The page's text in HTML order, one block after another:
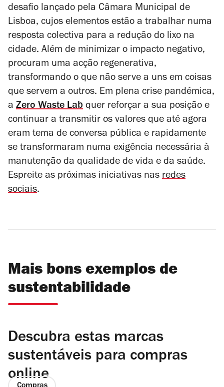
desafio lançado pela Câmara Municipal de
Lisboa, cujos elementos estão a trabalhar numa
resposta colectiva para a redução do lixo na
cidade. Além de minimizar o impacto negativo,
procuram uma acção regenerativa,
transformando o que não serve a uns em coisas
que servem a outros. Em plena crise pandémica,
a Zero Waste Lab quer reforçar a sua posição e
continuar a transmitir os valores que até agora
eram tema de conversa pública e rapidamente
se transformaram numa exigência necessária à
manutenção da qualidade de vida e da saúde.
Espreite as próximas iniciativas nas redes
sociais.
Mais bons exemplos de
sustentabilidade
Descubra estas marcas
sustentáveis para compras
online